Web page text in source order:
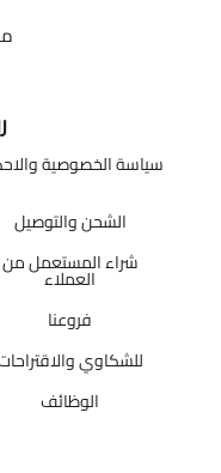
سياسة الخصوصية
الشحن والتوصيل
شراء المستعمل من
العملاء
فروعنا
للشكاوي
الوظائف